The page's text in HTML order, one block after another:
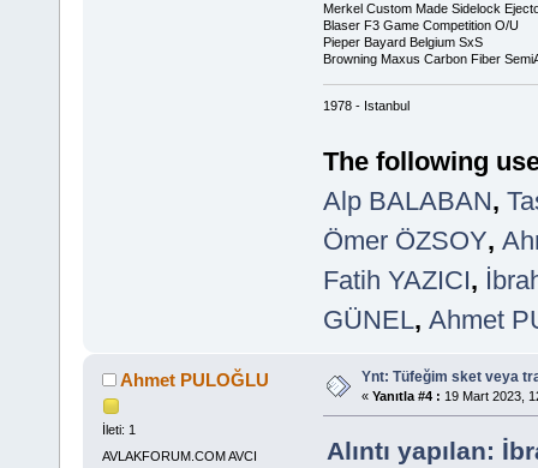
Merkel Custom Made Sidelock
Blaser F3 Game Competition O/U
Pieper Bayard Belgium SxS
Browning Maxus Carbon Fiber
1978 - Istanbul
The following
Alp BALABAN,
Ömer ÖZSOY,
Fatih YAZICI,
GÜNEL, Ahmet
Ahmet PULOĞLU
İleti: 1
AVLAKFORUM.COM AVCI
Ynt: Tüfeğim sket veya
« Yanıtla #4 : 19 Mart 2023,
Alıntı yapılan: